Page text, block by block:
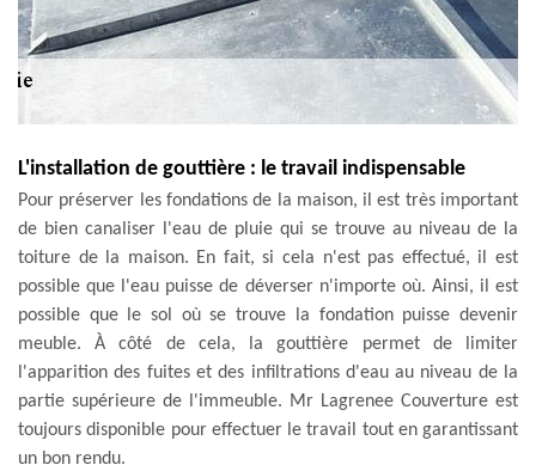
L'installation de gouttière : le travail indispensable
Pour préserver les fondations de la maison, il est très important
de bien canaliser l'eau de pluie qui se trouve au niveau de la
toiture de la maison. En fait, si cela n'est pas effectué, il est
possible que l'eau puisse de déverser n'importe où. Ainsi, il est
possible que le sol où se trouve la fondation puisse devenir
meuble. À côté de cela, la gouttière permet de limiter
l'apparition des fuites et des infiltrations d'eau au niveau de la
partie supérieure de l'immeuble. Mr Lagrenee Couverture est
toujours disponible pour effectuer le travail tout en garantissant
un bon rendu.